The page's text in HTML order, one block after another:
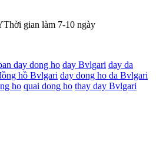
Thời gian làm 7-10 ngày
day dong ho day Bvlgari day da
hồ Bvlgari day dong ho da Bvlgari
ho quai dong ho thay day Bvlgari